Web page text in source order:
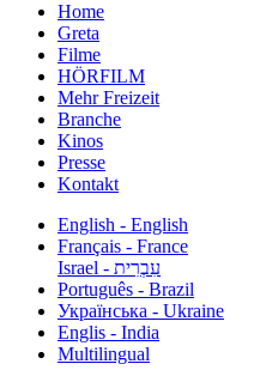
Home
Greta
Filme
HÖRFILM
Mehr Freizeit
Branche
Kinos
Presse
Kontakt
English - English
Français - France
עִבְרִית - Israel
Português - Brazil
Українська - Ukraine
Englis - India
Multilingual